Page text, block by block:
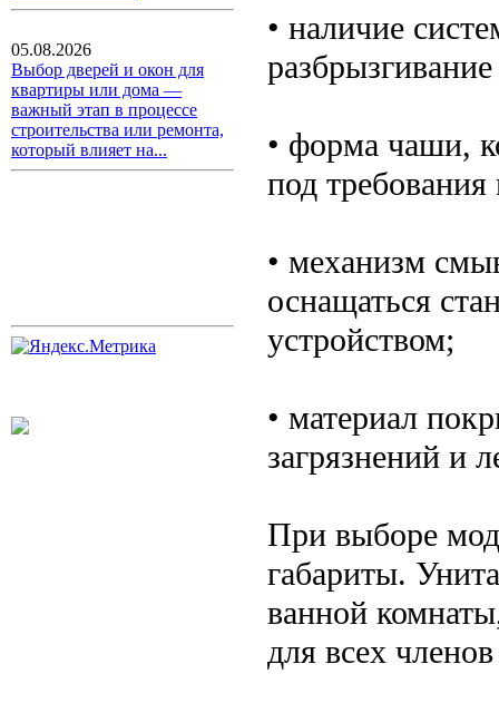
05.08.2026
Выбор дверей и окон для
квартиры или дома —
важный этап в процессе
строительства или ремонта,
который влияет на...
• наличие
• форма чаши,
под требования
• механизм
оснащаться
устройством;
• материал
загрязнений и
При выборе
габариты.
ванной
для всех